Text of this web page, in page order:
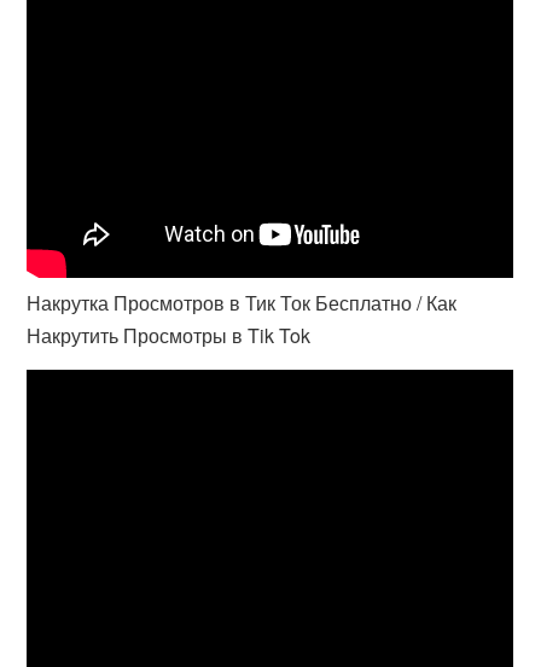
Накрутка Просмотров в Тик Ток Бесплатно / Как
Накрутить Просмотры в Tik Tok